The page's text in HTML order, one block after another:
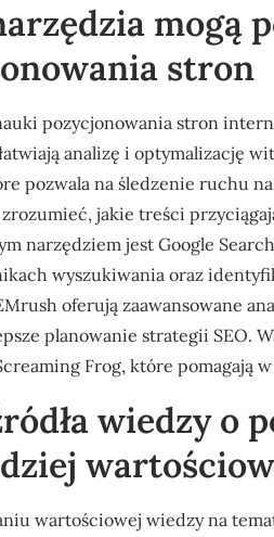
mogą
stron
pozycjonowania stron
analizę i optymalizację
pozwala na śledzenie ruchu
jakie treści
narzędziem jest Google
wyszukiwania oraz
oferują zaawansowane
planowanie strategii SEO.
Frog, które pomagają
wiedzy o
wartościowej wiedzy na